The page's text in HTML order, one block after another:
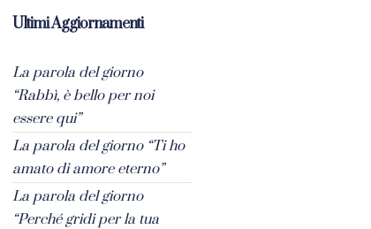
Ultimi Aggiornamenti
La parola del giorno
“Rabbì, è bello per noi
essere qui”
La parola del giorno “Ti ho
amato di amore eterno”
La parola del giorno
“Perché gridi per la tua